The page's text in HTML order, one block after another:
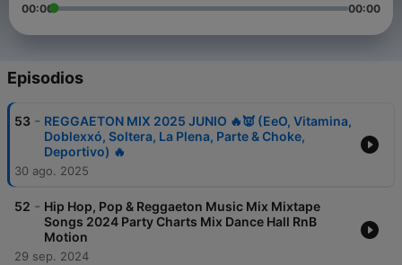
00:00 00:00
Episodios
53 - REGGAETON MIX 2025 JUNIO 🔥👿 (EeO, Vitamina,
Doblexxó, Soltera, La Plena, Parte & Choke,
Deportivo) 🔥
30 ago. 2025
52 - Hip Hop, Pop & Reggaeton Music Mix Mixtape
Songs 2024 Party Charts Mix Dance Hall RnB
Motion
29 sep. 2024